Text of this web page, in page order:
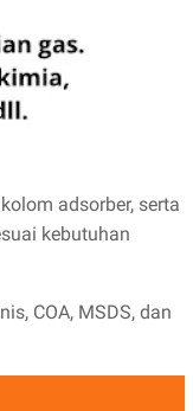
adsorber, serta
kebutuhan
COA, MSDS, dan